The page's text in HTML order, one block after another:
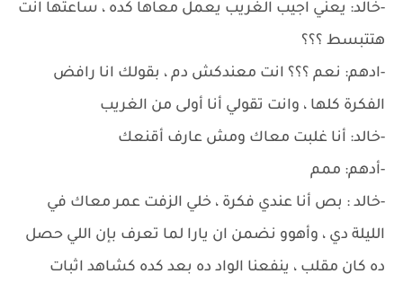
-خالد: يعني اجيب الغريب يعمل معاها كده ، ساعتها انت
هتتبسط ؟؟؟
-ادهم: نعم ؟؟؟ انت معندكش دم ، بقولك انا رافض
الفكرة كلها ، وانت تقولي أنا أولى من الغريب
-خالد: أنا غلبت معاك ومش عارف أقنعك
-أدهم: ممم
-خالد : بص أنا عندي فكرة ، خلي الزفت عمر معاك في
الليلة دي ، وأهوو نضمن ان يارا لما تعرف بإن اللي حصل
ده كان مقلب ، ينفعنا الواد ده بعد كده كشاهد اثبات